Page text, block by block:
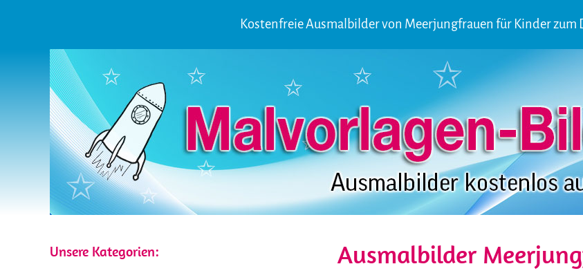
Kostenfreie Ausmalbilder von Meerjungfrauen für Kinder zum
Unsere Kategorien: Ausmalbilder